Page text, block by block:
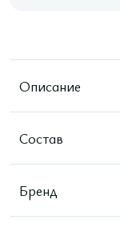
Описание
Состав
Бренд